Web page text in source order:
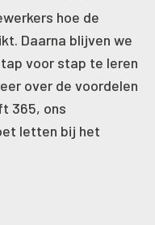
hoe de
Daarna blijven we
voor stap te leren
over de voordelen
365, ons
letten bij het